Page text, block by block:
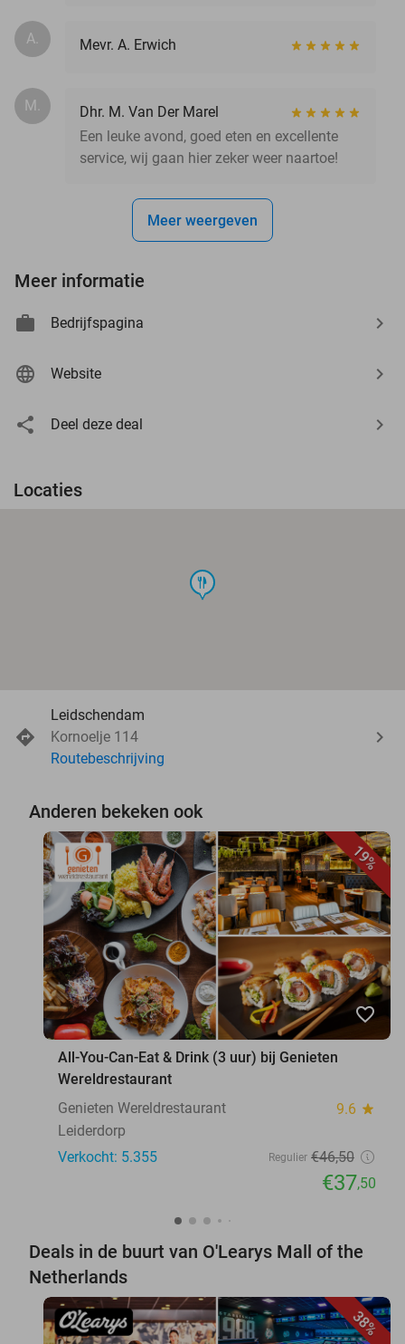
A. Mevr. A. Erwich
M.
Dhr. M. Van Der Marel
Een leuke avond, goed eten en excellente
service, wij gaan hier zeker weer naartoe!
Meer weergeven
Meer informatie
Bedrijfspagina
Website
Deel deze deal
Locaties
food
Leidschendam
Kornoelje 114
Routebeschrijving
Anderen bekeken ook
19%
favorite_border
All-You-Can-Eat & Drink (3 uur) bij Genieten
Wereldrestaurant
Genieten Wereldrestaurant
9.6 star
Leiderdorp
Verkocht: 5.355
Regulier €46,50
€37,50
Deals in de buurt van O'Learys Mall of the
Netherlands
38%